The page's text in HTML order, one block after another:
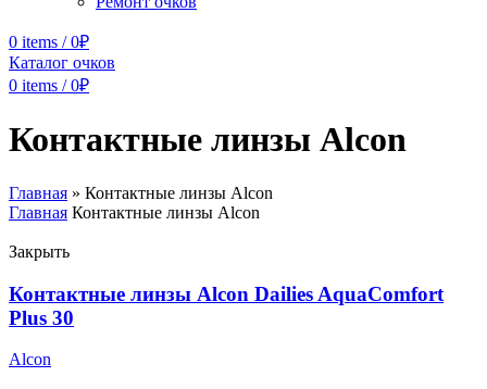
0 items / 0₽
Каталог очков
0 items / 0₽
Контактные линзы Alcon
Главная » Контактные линзы Alcon
Главная Контактные линзы Alcon
Закрыть
Контактные линзы Alcon Dailies AquaComfort
Plus 30
Alcon